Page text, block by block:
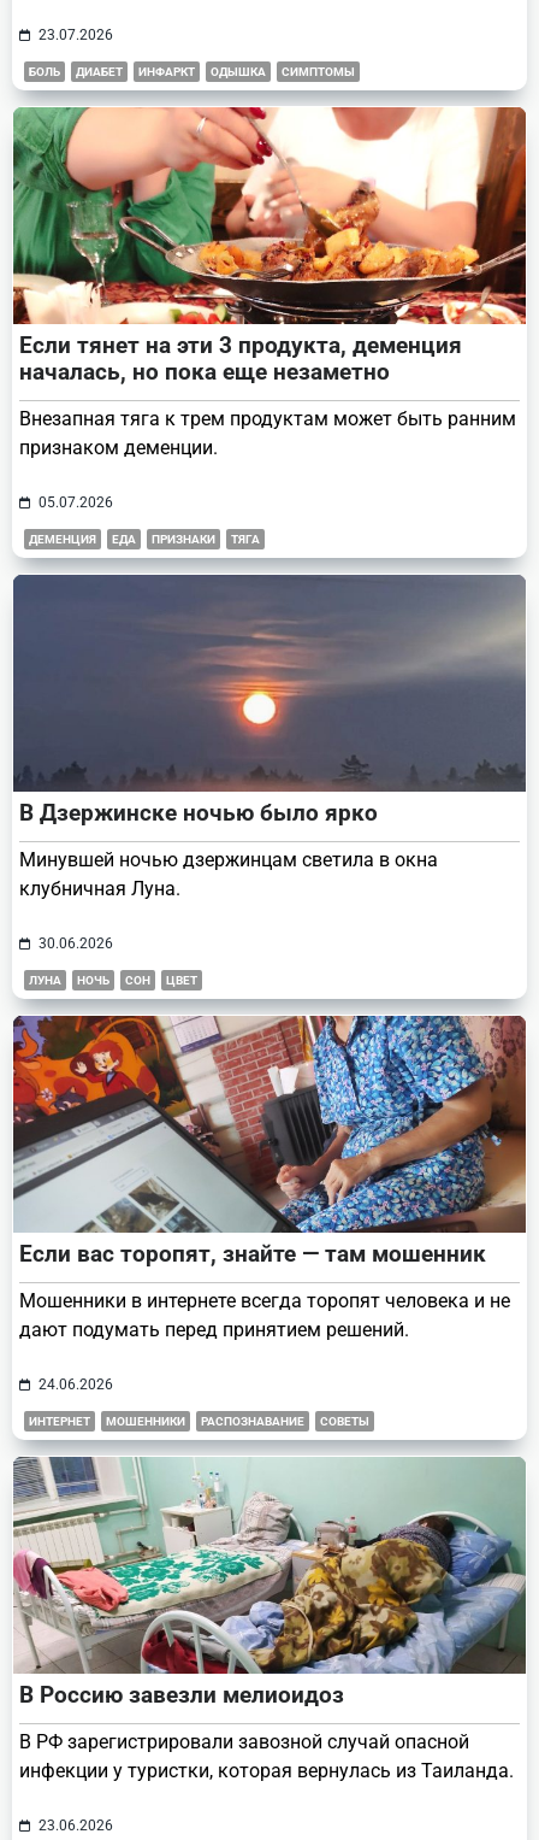
23.07.2026
БОЛЬ ДИАБЕТ ИНФАРКТ ОДЫШКА СИМПТОМЫ
Если тянет на эти 3 продукта, деменция
началась, но пока еще незаметно
Внезапная тяга к трем продуктам может быть ранним
признаком деменции.
05.07.2026
ДЕМЕНЦИЯ ЕДА ПРИЗНАКИ ТЯГА
В Дзержинске ночью было ярко
Минувшей ночью дзержинцам светила в окна
клубничная Луна.
30.06.2026
ЛУНА НОЧЬ СОН ЦВЕТ
Если вас торопят, знайте — там мошенник
Мошенники в интернете всегда торопят человека и не
дают подумать перед принятием решений.
24.06.2026
ИНТЕРНЕТ МОШЕННИКИ РАСПОЗНАВАНИЕ СОВЕТЫ
В Россию завезли мелиоидоз
В РФ зарегистрировали завозной случай опасной
инфекции у туристки, которая вернулась из Таиланда.
23.06.2026